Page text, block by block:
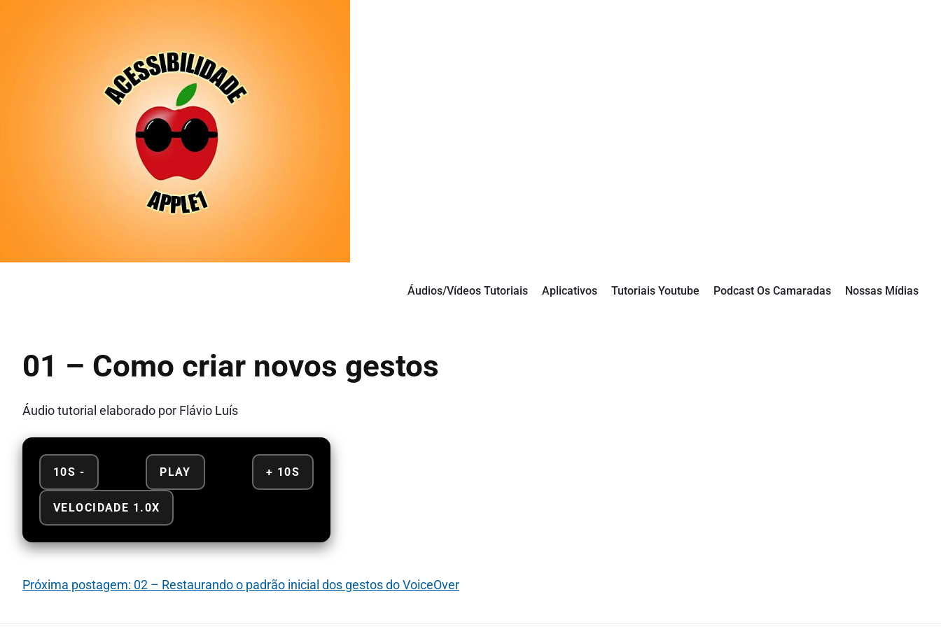
Áudios/Vídeos Tutoriais Aplicativos Tutoriais Youtube Podcast Os Camaradas Nossas Mídias
01 – Como criar novos gestos
Áudio tutorial elaborado por Flávio Luís
10S - PLAY + 10S
VELOCIDADE 1.0X
Próxima postagem: 02 – Restaurando o padrão inicial dos gestos do VoiceOver